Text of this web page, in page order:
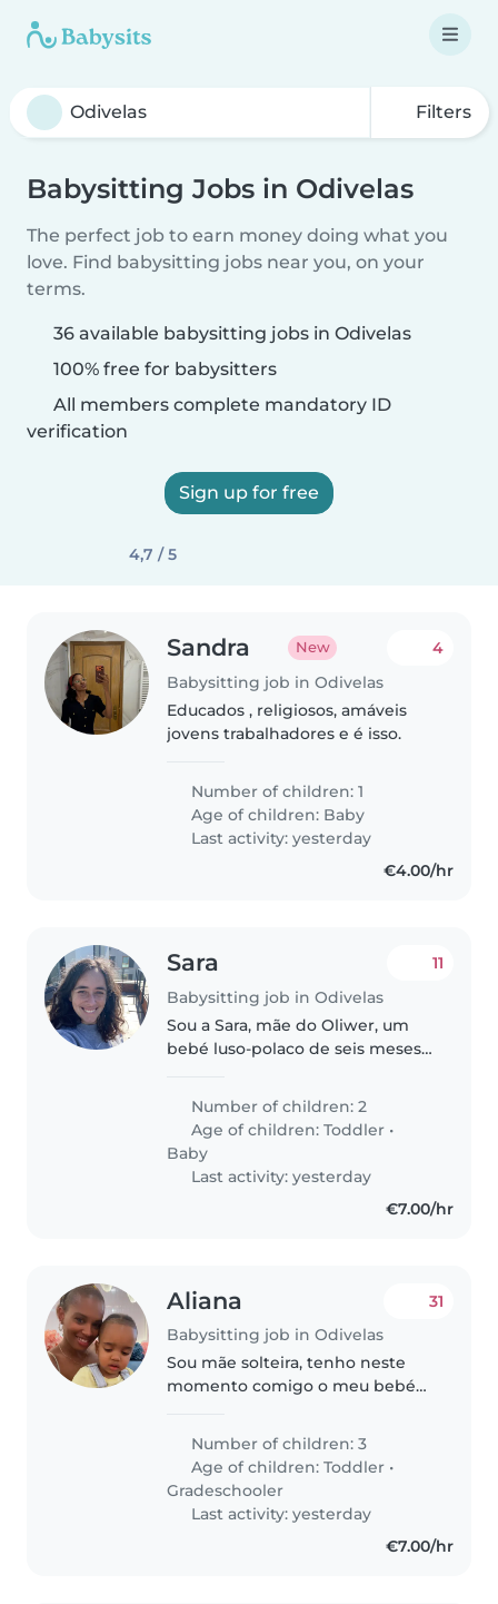
Filters
Babysitting Jobs in Odivelas
The perfect job to earn money doing what you
love. Find babysitting jobs near you, on your
terms.
36 available babysitting jobs in Odivelas
100% free for babysitters
All members complete mandatory ID
verification
Sign up for free
4,7 / 5
Sandra New
Babysitting job in Odivelas
4
Educados , religiosos, amáveis
jovens trabalhadores e é isso.
Number of children: 1
Age of children: Baby
Last activity: yesterday
€4.00/hr
Sara
Babysitting job in Odivelas
11
Sou a Sara, mãe do Oliwer, um
bebé luso-polaco de seis meses.
Vou estar a trabalhar durante
este período, motivo pelo..
Number of children: 2
Age of children:Toddler •
Baby
Last activity: yesterday
€7.00/hr
Aliana
Babysitting job in Odivelas
31
Sou mãe solteira, tenho neste
momento comigo o meu bebé
como quase de tudo porque é
intolerante à lactose portanto so
bebe leite vegetal. Moramos..
Number of children: 3
Age of children:Toddler •
Gradeschooler
Last activity: yesterday
€7.00/hr